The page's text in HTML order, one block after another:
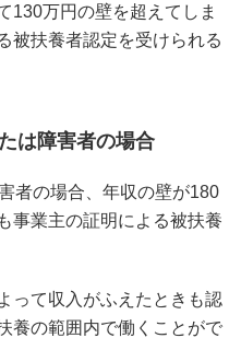
130万円の壁を超えてしま
被扶養者認定を受けられる
は障害者の場合
者の場合、年収の壁が180
事業主の証明による被扶養
って収入がふえたときも認
養の範囲内で働くことがで